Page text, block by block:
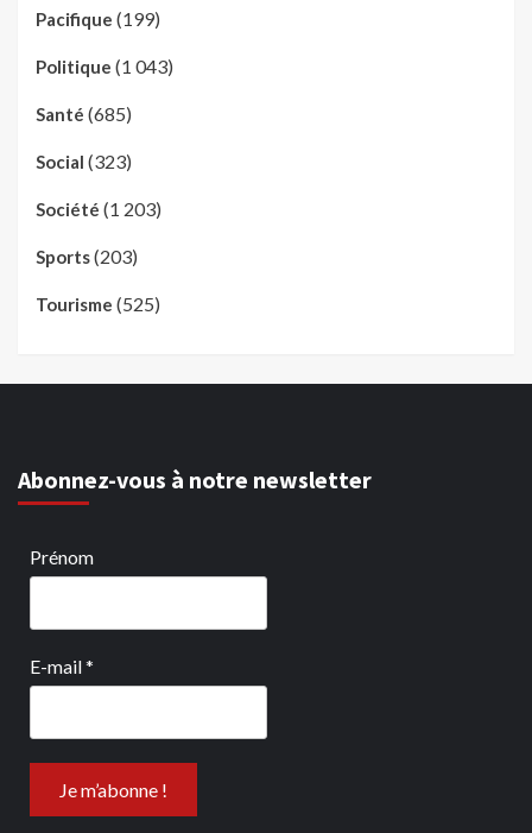
Pacifique (199)
Politique (1 043)
Santé (685)
Social (323)
Société (1 203)
Sports(203)
Tourisme (525)
Abonnez-vous à notre newsletter
Prénom
E-mail*